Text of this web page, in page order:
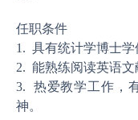
任职条件
1. 具有统计学博士学
2. 能熟练阅读英语文
3. 热爱教学工作，
神。